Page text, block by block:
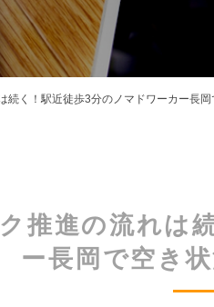
続く！駅近徒歩3分のノマドワーカー長
推進の流れは
ー長岡で空き